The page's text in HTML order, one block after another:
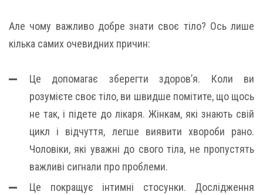
Але чому важливо добре знати своє тіло? Ось лише
кілька самих очевидних причин:
Це допомагає зберегти здоров’я. Коли ви
розумієте своє тіло, ви швидше помітите, що щось
не так, і підете до лікаря. Жінкам, які знають свій
цикл і відчуття, легше виявити хвороби рано.
Чоловіки, які уважні до свого тіла, не пропустять
важливі сигнали про проблеми.
Це покращує інтимні стосунки. Дослідження